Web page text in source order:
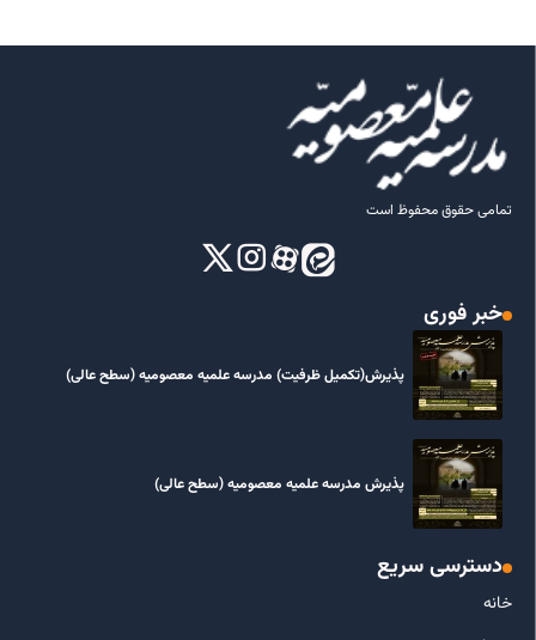
تمامی حقوق محفوظ است
خبر فوری
پذیرش(تکمیل ظرفیت) مدرسه علمیه معصومیه‌ (سطح عالی)
پذیرش مدرسه علمیه معصومیه‌ (سطح عالی)
دسترسی سریع
خانه